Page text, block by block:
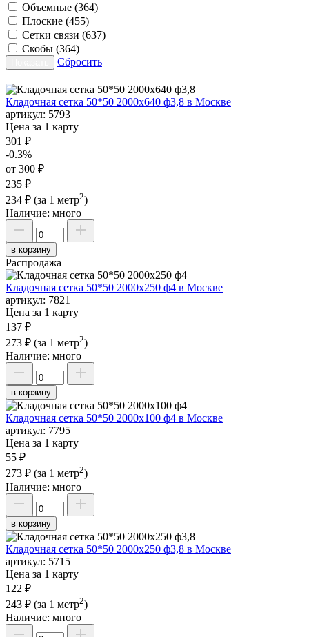
Объемные (364)
Плоские (455)
Сетки связи (637)
Скобы (364)
Сбросить
Кладочная сетка 50*50 2000х640 ф3,8 в Москве
артикул: 5793
Цена за 1 карту
301 ₽
-0.3%
от 300 ₽
235 ₽
234 ₽ (за 1 метр2)
Наличие: много
в корзину
Распродажа
Кладочная сетка 50*50 2000х250 ф4 в Москве
артикул: 7821
Цена за 1 карту
137 ₽
273 ₽ (за 1 метр2)
Наличие: много
в корзину
Кладочная сетка 50*50 2000х100 ф4 в Москве
артикул: 7795
Цена за 1 карту
55 ₽
273 ₽ (за 1 метр2)
Наличие: много
в корзину
Кладочная сетка 50*50 2000х250 ф3,8 в Москве
артикул: 5715
Цена за 1 карту
122 ₽
243 ₽ (за 1 метр2)
Наличие: много